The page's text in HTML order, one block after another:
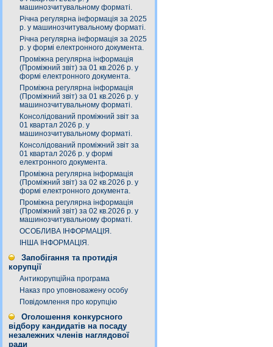
машинозчитувальному форматі.
Річна регулярна інформація за 2025
р. у машинозчитувальному форматі.
Річна регулярна інформація за 2025
р. у формі електронного документа.
Проміжна регулярна інформація
(Проміжний звіт) за 01 кв.2026 р. у
формі електронного документа.
Проміжна регулярна інформація
(Проміжний звіт) за 01 кв.2026 р. у
машинозчитувальному форматі.
Консолідований проміжний звіт за
01 квартал 2026 р. у
машинозчитувальному форматі.
Консолідований проміжний звіт за
01 квартал 2026 р. у формі
електронного документа.
Проміжна регулярна інформація
(Проміжний звіт) за 02 кв.2026 р. у
формі електронного документа.
Проміжна регулярна інформація
(Проміжний звіт) за 02 кв.2026 р. у
машинозчитувальному форматі.
ОСОБЛИВА ІНФОРМАЦІЯ.
ІНША ІНФОРМАЦІЯ.
Запобігання та протидія
корупції
Антикорупційна програма
Наказ про уповноважену особу
Повідомлення про корупцію
Оголошення конкурсного
відбору кандидатів на посаду
незалежних членів наглядової
ради